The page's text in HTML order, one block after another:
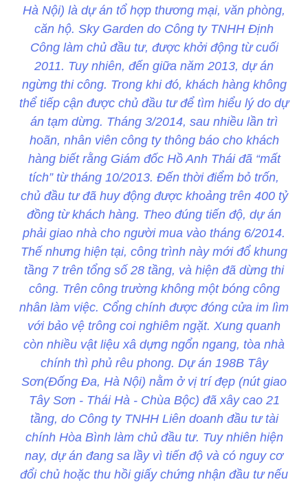
Hà Nội) là dự án tổ hợp thương mại, văn phòng,
căn hộ. Sky Garden do Công ty TNHH Định
Công làm chủ đầu tư, được khởi động từ cuối
2011. Tuy nhiên, đến giữa năm 2013, dự án
ngừng thi công. Trong khi đó, khách hàng không
thể tiếp cận được chủ đầu tư để tìm hiểu lý do dự
án tạm dừng. Tháng 3/2014, sau nhiều lần trì
hoãn, nhân viên công ty thông báo cho khách
hàng biết rằng Giám đốc Hồ Anh Thái đã “mất
tích” từ tháng 10/2013. Đến thời điểm bỏ trốn,
chủ đầu tư đã huy động được khoảng trên 400 tỷ
đồng từ khách hàng. Theo đúng tiến độ, dự án
phải giao nhà cho người mua vào tháng 6/2014.
Thế nhưng hiện tại, công trình này mới đổ khung
tầng 7 trên tổng số 28 tầng, và hiện đã dừng thi
công. Trên công trường không một bóng công
nhân làm việc. Cổng chính được đóng cửa im lìm
với bảo vệ trông coi nghiêm ngặt. Xung quanh
còn nhiều vật liệu xâ dựng ngổn ngang, tòa nhà
chính thì phủ rêu phong. Dự án 198B Tây
Sơn(Đống Đa, Hà Nội) nằm ở vị trí đẹp (nút giao
Tây Sơn - Thái Hà - Chùa Bộc) đã xây cao 21
tầng, do Công ty TNHH Liên doanh đầu tư tài
chính Hòa Bình làm chủ đầu tư. Tuy nhiên hiện
nay, dự án đang sa lầy vì tiến độ và có nguy cơ
đổi chủ hoặc thu hồi giấy chứng nhận đầu tư nếu